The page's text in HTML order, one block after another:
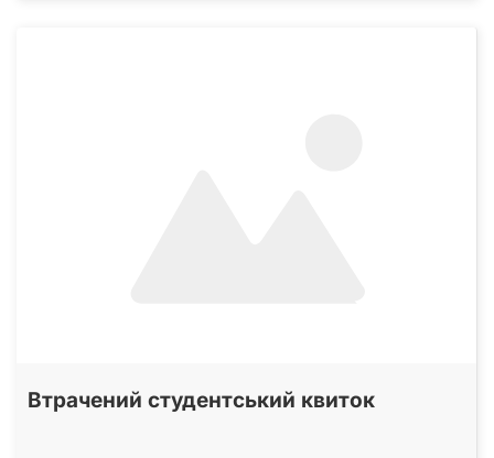
Втрачений студентський квиток